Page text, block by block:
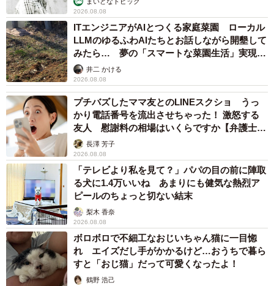
2026.08.08
ITエンジニアがAIとつくる家庭菜園 ローカル
LLMのゆるふわAIたちとお話しながら開墾して
みたら… 夢の「スマートな菜園生活」実現な
るか井二 かける
2026.08.08
プチバズしたママ友とのLINEスクショ うっ
かり電話番号を流出させちゃった！ 激怒する
友人 慰謝料の相場はいくらですか【弁護士が
解説】長澤 芳子
2026.08.08
「テレビより私を見て？」パパの目の前に陣取
る犬に1.4万いいね あまりにも健気な熱烈ア
ピールのちょっと切ない結末
梨木 香奈
2026.08.08
ボロボロで不細工なおじいちゃん猫に一目惚
れ エイズだし手がかかるけど…おうちで暮ら
すと「おじ猫」だって可愛くなったよ！
鶴野 浩己